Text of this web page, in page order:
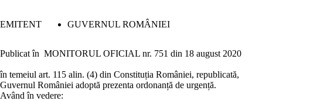
EMITENT GUVERNUL ROMÂNIEI
Publicat în MONITORUL OFICIAL nr. 751 din 18 august 2020
în temeiul art. 115 alin. (4) din Constituția României, republicată,
Guvernul României adoptă prezenta ordonanță de urgență.
Având în vedere: